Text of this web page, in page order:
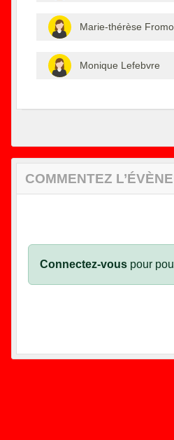
Marie-thérèse
Monique Lefebvre
COMMENTEZ
Connectez-vous pour